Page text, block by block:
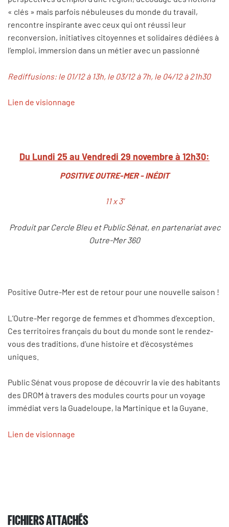
« clés » mais parfois nébuleuses du monde du travail,
rencontre inspirante avec ceux qui ont réussi leur
reconversion, initiatives citoyennes et solidaires dédiées à
l’emploi, immersion dans un métier avec un passionné
Rediffusions: le 01/12 à 13h, le 03/12 à 7h, le 04/12 à 21h30
Lien de visionnage
Du Lundi 25 au Vendredi 29 novembre à 12h30:
POSITIVE OUTRE-MER - INÉDIT
11 x 3’
Produit par Cercle Bleu et Public Sénat, en partenariat avec
Outre-Mer 360
Positive Outre-Mer est de retour pour une nouvelle saison !
L’Outre-Mer regorge de femmes et d’hommes d’exception.
Ces territoires français du bout du monde sont le rendez-
vous des traditions, d’une histoire et d’écosystémes
uniques.
Public Sénat vous propose de découvrir la vie des habitants
des DROM à travers des modules courts pour un voyage
immédiat vers la Guadeloupe, la Martinique et la Guyane.
Lien de visionnage
FICHIERS ATTACHÉS